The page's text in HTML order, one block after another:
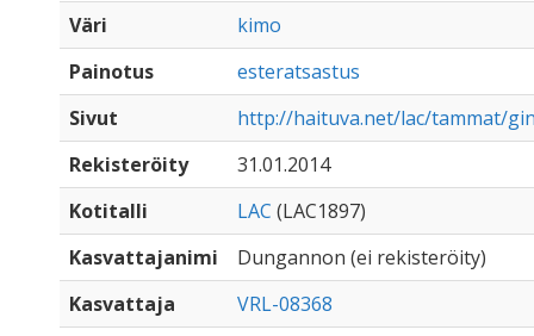
Väri
kimo
Painotus
esteratsastus
Sivut
http://haituva.net/lac/tammat/
Rekisteröity
31.01.2014
Kotitalli
LAC (LAC1897)
Kasvattajanimi
Dungannon (ei rekisteröity)
Kasvattaja
VRL-08368